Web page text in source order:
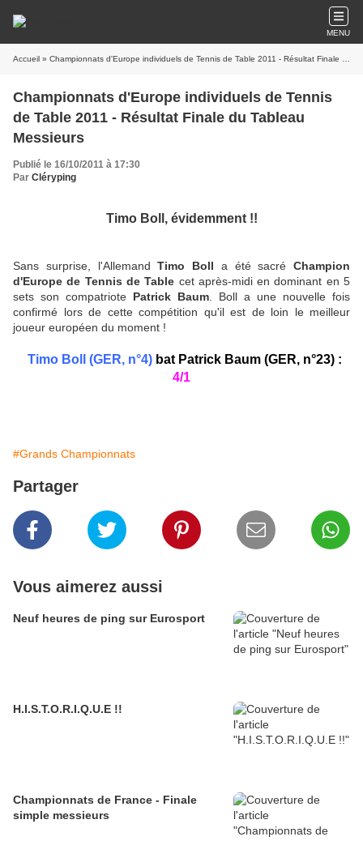
MENU
Accueil » Championnats d'Europe individuels de Tennis de Table 2011 - Résultat Finale du Tableau Messieurs
Championnats d'Europe individuels de Tennis
de Table 2011 - Résultat Finale du Tableau
Messieurs
Publié le 16/10/2011 à 17:30
Par Cléryping
Timo Boll, évidemment !!
Sans surprise, l'AllemandTimo Boll a été sacré Champion
d'Europe de Tennis de Table cet après-midi en dominant en 5
sets son compatriote Patrick Baum . Boll a une nouvelle fois
confirmé lors de cette compétition qu'il est de loin le meilleur
joueur européen du moment !
Timo Boll (GER, n°4) bat Patrick Baum (GER, n°23) :
4/1
#Grands Championnats
Partager
Vous aimerez aussi
Neuf heures de ping sur Eurosport
H.I.S.T.O.R.I.Q.U.E !!
Championnats de France - Finale
simple messieurs